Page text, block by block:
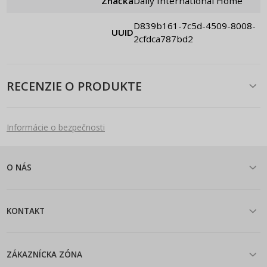
UUID
d839b161-7c5d-4509-8008-
2cfdca787bd2
RECENZIE O PRODUKTE
Informácie o bezpečnosti
O NÁS
KONTAKT
ZÁKAZNÍCKA ZÓNA